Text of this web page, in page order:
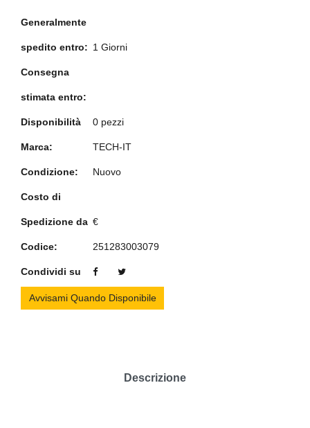
Generalmente
spedito entro: 1 Giorni
Consegna
stimata entro:
Disponibilità 0 pezzi
Marca: TECH-IT
Condizione: Nuovo
Costo di
Spedizione da €
Codice: 251283003079
Condividi su
Avvisami Quando Disponibile
Descrizione